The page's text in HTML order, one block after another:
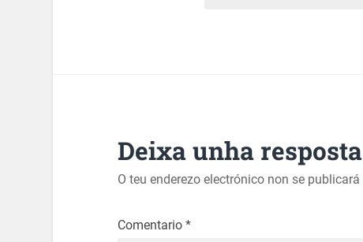
Deixa unha resposta
O teu enderezo electrónico non se publicará
Comentario *